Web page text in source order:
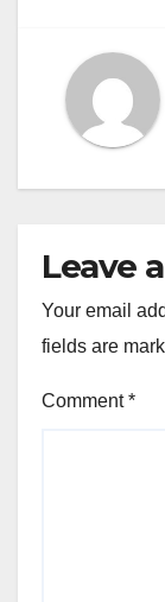
Leave
Your email
fields are
Comment*